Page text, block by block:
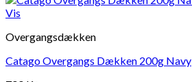
Vis
Overgangsdækken
Catago Overgangs Dækken 200g Navy